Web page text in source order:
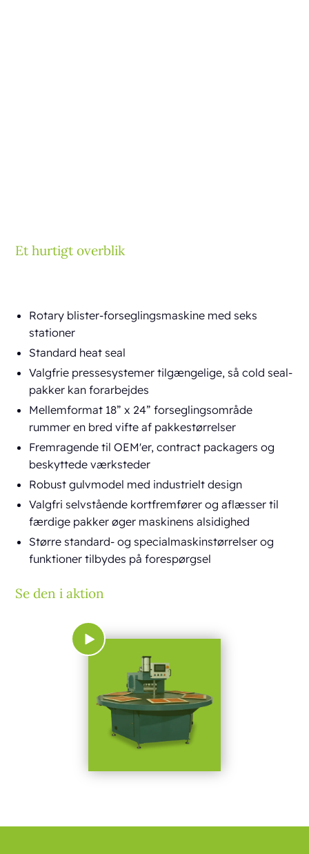
Et hurtigt overblik
Rotary blister-forseglingsmaskine med seks
stationer
Standard heat seal
Valgfrie pressesystemer tilgængelige, så cold seal-
pakker kan forarbejdes
Mellemformat 18” x 24” forseglingsområde
rummer en bred vifte af pakkestørrelser
Fremragende til OEM'er, contract packagers og
beskyttede værksteder
Robust gulvmodel med industrielt design
Valgfri selvstående kortfremfører og aflæsser til
færdige pakker øger maskinens alsidighed
Større standard- og specialmaskinstørrelser og
funktioner tilbydes på forespørgsel
Se den i aktion